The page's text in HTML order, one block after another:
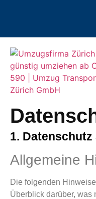
1.
Allgemeine
Die folgenden
Überblick darüber, was